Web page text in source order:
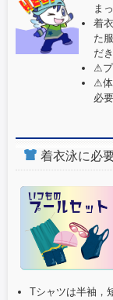
ま
着
た
だ
⚠プ
⚠体
必
着衣泳に必
Tシャツは半袖，